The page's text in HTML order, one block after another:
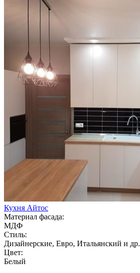
Кухня Айтос
Материал фасада:
МДФ
Стиль:
Дизайнерские, Евро, Итальянский и др.
Цвет:
Белый